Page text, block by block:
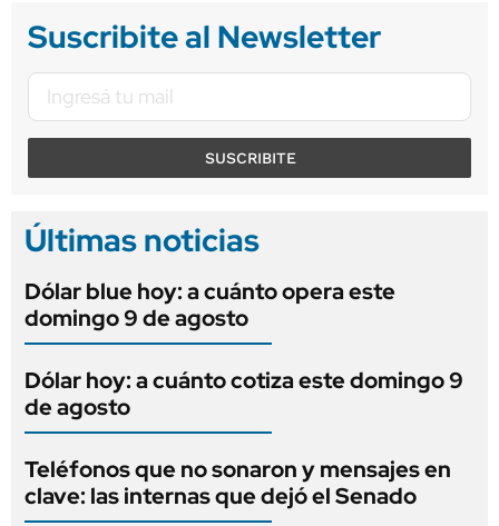
Suscribite al Newsletter
SUSCRIBITE
Últimas noticias
Dólar blue hoy: a cuánto opera este
domingo 9 de agosto
Dólar hoy: a cuánto cotiza este domingo 9
de agosto
Teléfonos que no sonaron y mensajes en
clave: las internas que dejó el Senado